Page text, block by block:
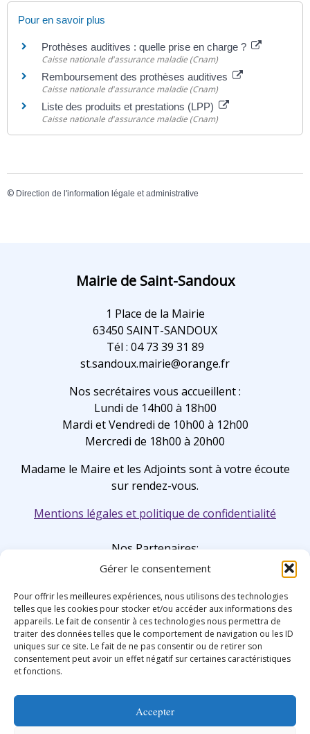
Gérer le consentement
Pour offrir les meilleures expériences, nous utilisons des technologies
telles que les cookies pour stocker et/ou accéder aux informations des
appareils. Le fait de consentir à ces technologies nous permettra de
traiter des données telles que le comportement de navigation ou les ID
uniques sur ce site. Le fait de ne pas consentir ou de retirer son
consentement peut avoir un effet négatif sur certaines caractéristiques
et fonctions.
Accepter
Pour en savoir plus
Prothèses auditives : quelle prise en charge ?
Caisse nationale d'assurance maladie (Cnam)
Remboursement des prothèses auditives
Caisse nationale d'assurance maladie (Cnam)
Liste des produits et prestations (LPP)
Caisse nationale d'assurance maladie (Cnam)
© Direction de l'information légale et administrative
Mairie de Saint-Sandoux
1 Place de la Mairie
63450 SAINT-SANDOUX
Tél : 04 73 39 31 89
st.sandoux.mairie@orange.fr
Nos secrétaires vous accueillent :
Lundi de 14h00 à 18h00
Mardi et Vendredi de 10h00 à 12h00
Mercredi de 18h00 à 20h00
Madame le Maire et les Adjoints sont à votre écoute
sur rendez-vous.
Mentions légales et politique de confidentialité
Nos Partenaires: